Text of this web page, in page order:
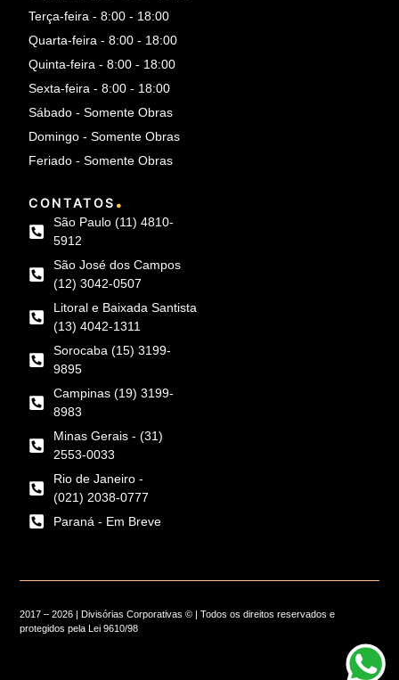
Terça-feira - 8:00 - 18:00
Quarta-feira - 8:00 - 18:00
Quinta-feira - 8:00 - 18:00
Sexta-feira - 8:00 - 18:00
Sábado - Somente Obras
Domingo - Somente Obras
Feriado - Somente Obras
CONTATOS .
São Paulo (11) 4810-
5912
São José dos Campos
(12) 3042-0507
Litoral e Baixada Santista
(13) 4042-1311
Sorocaba (15) 3199-
9895
Campinas (19) 3199-
8983
Minas Gerais - (31)
2553-0033
Rio de Janeiro -
(021) 2038-0777
Paraná - Em Breve
2017 – 2026 |Divisórias Corporativas © | Todos os direitos reservados e
protegidos pelaLei 9610/98